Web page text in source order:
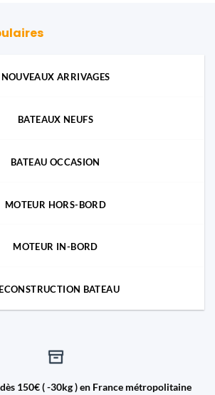
NOUVEAUX ARRIVAGES
BATEAUX NEUFS
BATEAU OCCASION
MOTEUR HORS-BORD
MOTEUR IN-BORD
BATEAU
150€ ( -30kg ) en France métropolitaine